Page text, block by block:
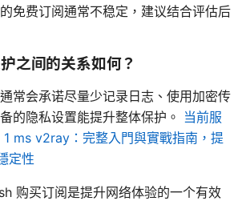
免费订阅通常不稳定，建议结合评估后
之间的关系如何？
常会承诺尽量少记录日志、使用加密传
的隐私设置能提升整体保护。 当前服
1 ms v2ray：完整入門與實戰指南，提
定性
购买订阅是提升网络体验的一个有效